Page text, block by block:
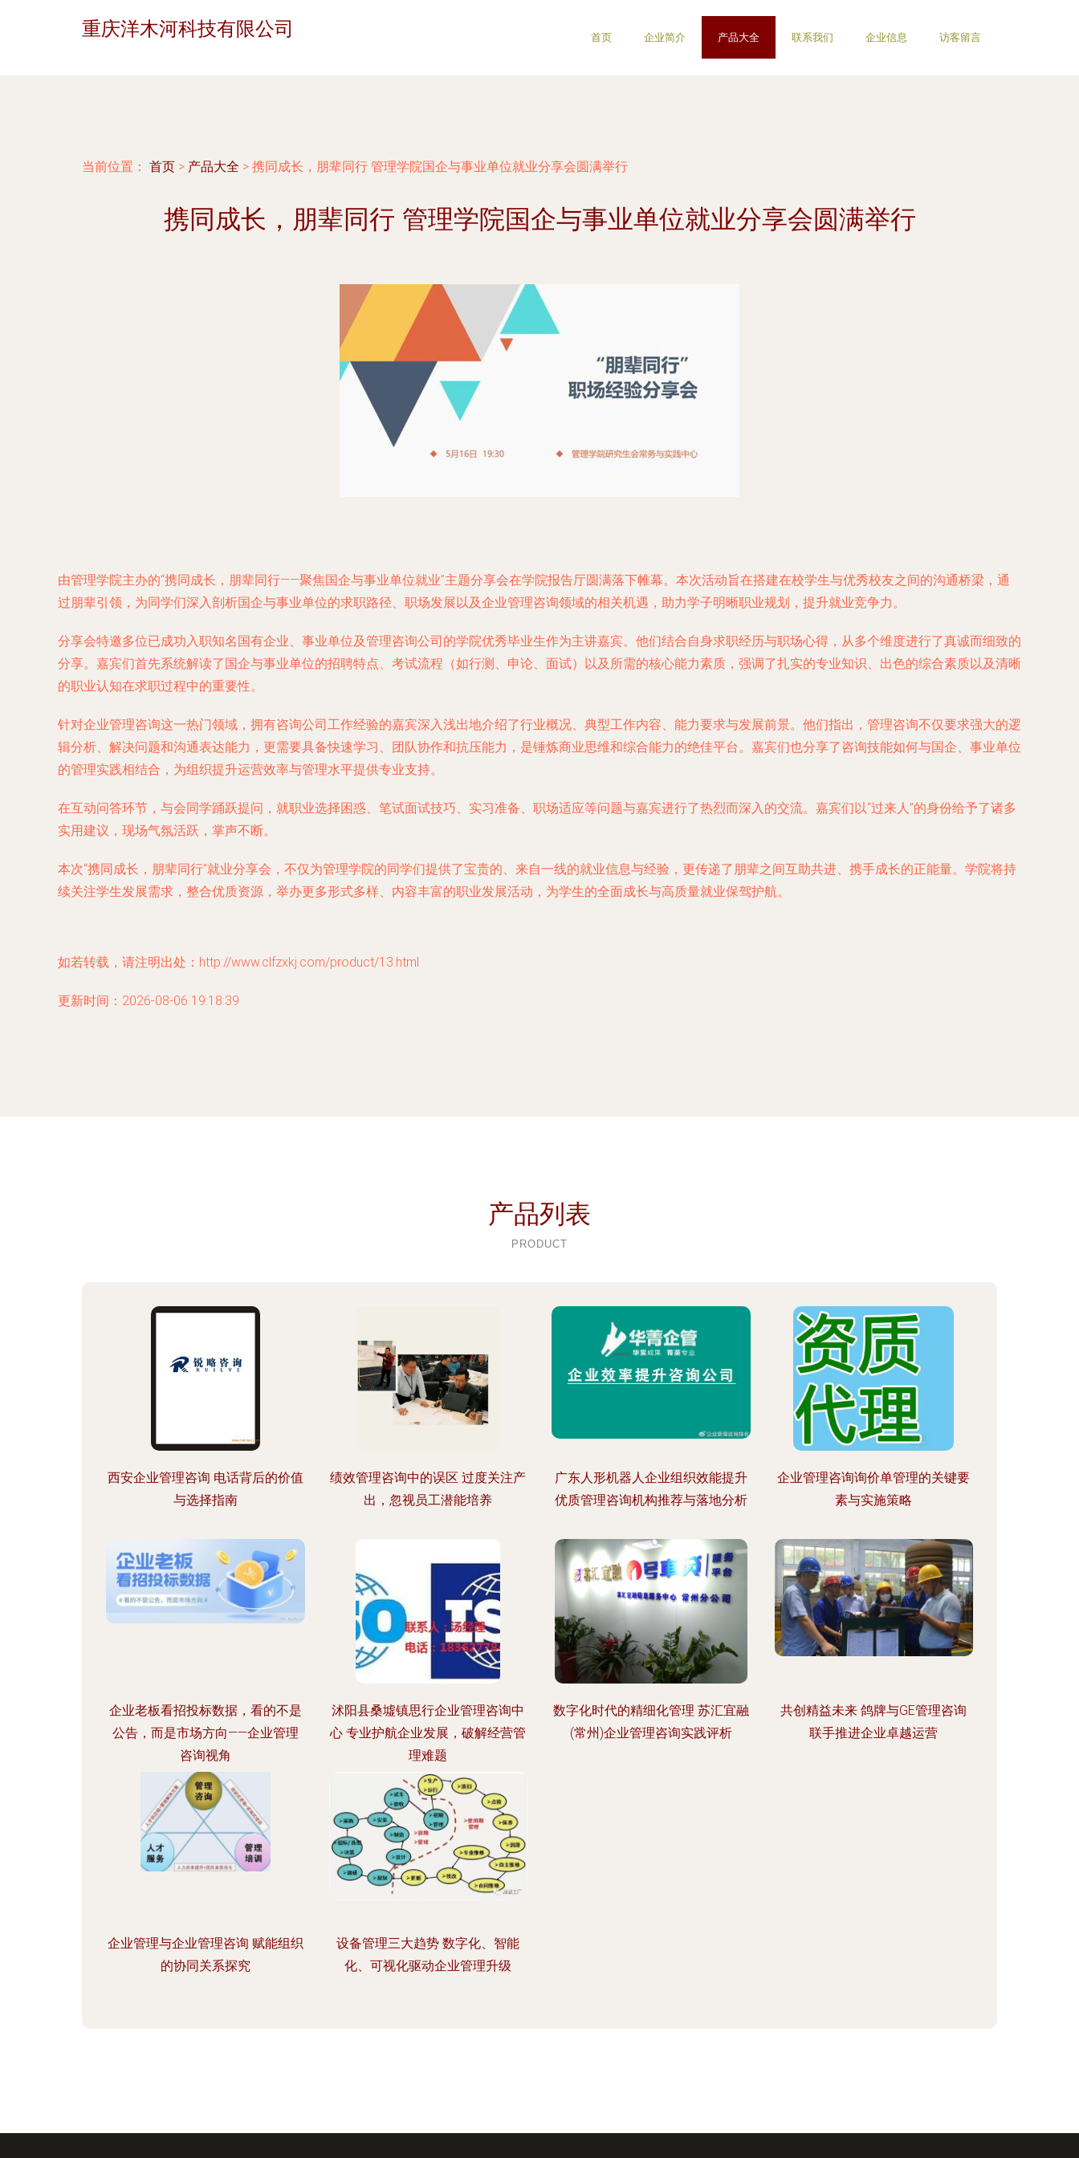
重庆洋木河科技有限公司 首页 企业简介 产品大全 联系我们 企业信息 访客留言
当前位置： 首页 > 产品大全 > 携同成长，朋辈同行 管理学院国企与事业单位就业分享会圆满举行
携同成长，朋辈同行 管理学院国企与事业单位就业分享会圆满举行
由管理学院主办的“携同成长，朋辈同行——聚焦国企与事业单位就业”主题分享会在学院报告厅圆满落下帷幕。本次活动旨在搭建在校学生与优秀校友之间的沟通桥梁，通
过朋辈引领，为同学们深入剖析国企与事业单位的求职路径、职场发展以及企业管理咨询领域的相关机遇，助力学子明晰职业规划，提升就业竞争力。
分享会特邀多位已成功入职知名国有企业、事业单位及管理咨询公司的学院优秀毕业生作为主讲嘉宾。他们结合自身求职经历与职场心得，从多个维度进行了真诚而细致的
分享。嘉宾们首先系统解读了国企与事业单位的招聘特点、考试流程（如行测、申论、面试）以及所需的核心能力素质，强调了扎实的专业知识、出色的综合素质以及清晰
的职业认知在求职过程中的重要性。
针对企业管理咨询这一热门领域，拥有咨询公司工作经验的嘉宾深入浅出地介绍了行业概况、典型工作内容、能力要求与发展前景。他们指出，管理咨询不仅要求强大的逻
辑分析、解决问题和沟通表达能力，更需要具备快速学习、团队协作和抗压能力，是锤炼商业思维和综合能力的绝佳平台。嘉宾们也分享了咨询技能如何与国企、事业单位
的管理实践相结合，为组织提升运营效率与管理水平提供专业支持。
在互动问答环节，与会同学踊跃提问，就职业选择困惑、笔试面试技巧、实习准备、职场适应等问题与嘉宾进行了热烈而深入的交流。嘉宾们以“过来人”的身份给予了诸多
实用建议，现场气氛活跃，掌声不断。
本次“携同成长，朋辈同行”就业分享会，不仅为管理学院的同学们提供了宝贵的、来自一线的就业信息与经验，更传递了朋辈之间互助共进、携手成长的正能量。学院将持
续关注学生发展需求，整合优质资源，举办更多形式多样、内容丰富的职业发展活动，为学生的全面成长与高质量就业保驾护航。
如若转载，请注明出处：http://www.clfzxkj.com/product/13.html
更新时间：2026-08-06 19:18:39
产品列表
PRODUCT
西安企业管理咨询 电话背后的价值
与选择指南
绩效管理咨询中的误区 过度关注产
出，忽视员工潜能培养
广东人形机器人企业组织效能提升
优质管理咨询机构推荐与落地分析
企业管理咨询询价单管理的关键要
素与实施策略
企业老板看招投标数据，看的不是
公告，而是市场方向——企业管理
咨询视角
沭阳县桑墟镇思行企业管理咨询中
心 专业护航企业发展，破解经营管
理难题
数字化时代的精细化管理 苏汇宜融
(常州)企业管理咨询实践评析
共创精益未来 鸽牌与GE管理咨询
联手推进企业卓越运营
企业管理与企业管理咨询 赋能组织
的协同关系探究
设备管理三大趋势 数字化、智能
化、可视化驱动企业管理升级